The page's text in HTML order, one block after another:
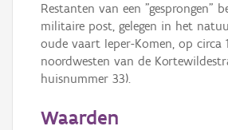
Restanten van een "gesprongen"
militaire post, gelegen in het
oude vaart Ieper-Komen, op circa
noordwesten van de
huisnummer 33).
Waarden